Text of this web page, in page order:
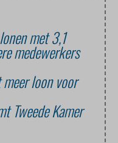
met 3,1
medewerkers
loon voor
Tweede Kamer